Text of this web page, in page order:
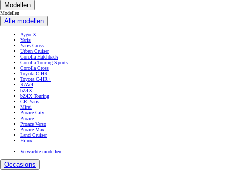
Modellen
Modellen
Alle modellen
Aygo X
Yaris
Yaris Cross
Urban Cruiser
Corolla Hatchback
Corolla Touring Sports
Corolla Cross
Toyota C-HR
Toyota C-HR+
RAV4
bZ4X
bZ4X Touring
GR Yaris
Mirai
Proace City
Proace
Proace Verso
Proace Max
Land Cruiser
Hilux
Verwachte modellen
Occasions